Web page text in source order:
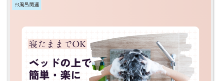
お風呂関連